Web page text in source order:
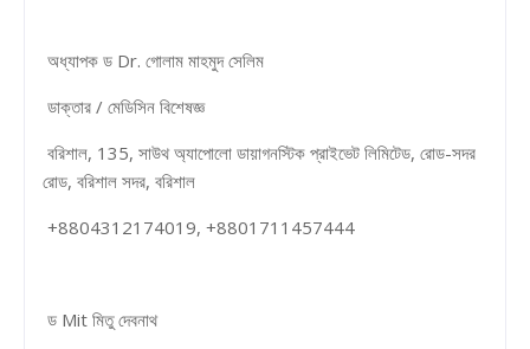
অধ্যাপক ড Dr. গোলাম মাহমুদ সেলিম
ডাক্তার / মেডিসিন বিশেষজ্ঞ
বরিশাল, 135, সাউথ অ্যাপোলো ডায়াগনস্টিক প্রাইভেট লিমিটেড, রোড-সদর
রোড, বরিশাল সদর, বরিশাল
+8804312174019, +8801711457444
ড Mit মিতু দেবনাথ